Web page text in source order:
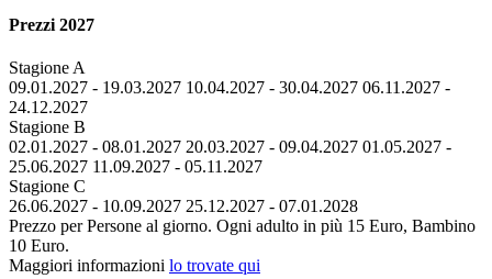
Prezzi 2027
Stagione A
09.01.2027 - 19.03.2027 10.04.2027 - 30.04.2027 06.11.2027 -
24.12.2027
Stagione B
02.01.2027 - 08.01.2027 20.03.2027 - 09.04.2027 01.05.2027 -
25.06.2027 11.09.2027 - 05.11.2027
Stagione C
26.06.2027 - 10.09.2027 25.12.2027 - 07.01.2028
Prezzo per Persone al giorno. Ogni adulto in più 15 Euro, Bambino
10 Euro.
Maggiori informazioni lo trovate qui